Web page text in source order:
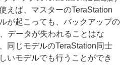
えば、マスターのTeraStation
が起こっても、バックアップの
データが失われることはな
同じモデルのTeraStation同士
いモデルでも行うことができ